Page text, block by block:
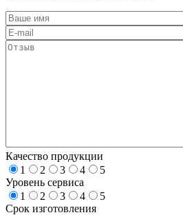
Качество продукции
1
2 3 4
5
Уровень сервиса
1
2 3 4
5
Срок изготовления